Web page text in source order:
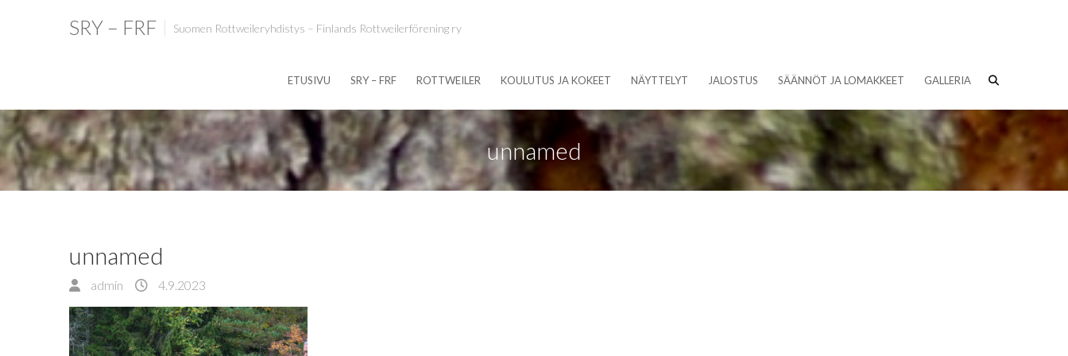
SRY – FRF Suomen Rottweileryhdistys – Finlands Rottweilerförening ry
ETUSIVU SRY – FRF ROTTWEILER KOULUTUS JA KOKEET NÄYTTELYT JALOSTUS SÄÄNNÖT JA LOMAKKEET GALLERIA
unnamed
unnamed
admin 4.9.2023